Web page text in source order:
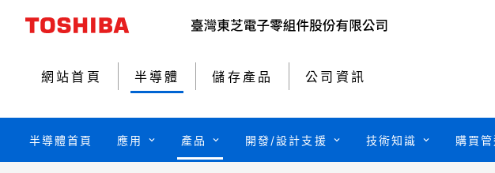
網站首頁 半導體 儲存產品 公司資訊
半導體首頁 應用 產品 開發/設計支援 技術知識 購買管